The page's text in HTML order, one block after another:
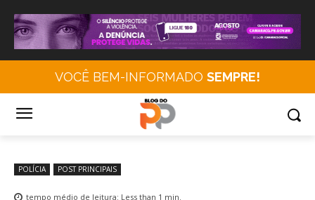
VOCÊ BEM-INFORMADO SEMPRE!
POLÍCIA POST PRINCIPAIS
tempo médio de leitura: Less than 1 min.